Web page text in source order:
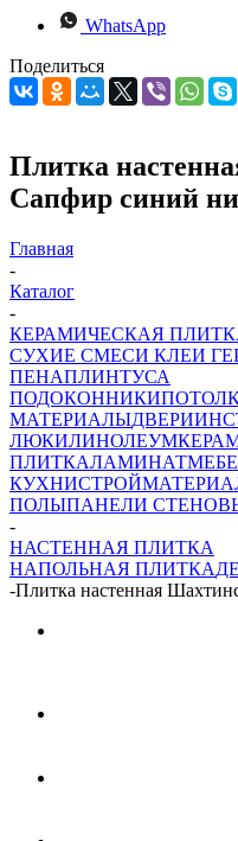
WhatsApp
Поделиться
Плитка
Сапфир синий
Главная
-
Каталог
-
КЕРАМИЧЕСКАЯ
СУХИЕ СМЕСИ КЛЕИ
ПЕНАПЛИНТУСА
ПОДОКОННИКИ
МАТЕРИАЛЫДВЕРИ
ЛЮКИЛИНОЛЕУМ
ПЛИТКАЛАМИНАТ
КУХНИ
ПОЛЫПАНЕЛИ
-
НАСТЕННАЯ ПЛИТКА
НАПОЛЬНАЯ ПЛИТКА
-Плитка настенная